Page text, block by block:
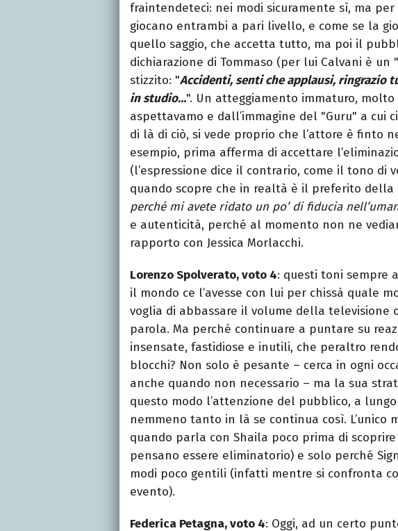
fraintendeteci: nei modi sicuramente sì, ma
giocano entrambi a pari livello, e come se la
quello saggio, che accetta tutto, ma poi il
dichiarazione di Tommaso (per lui Calvani è un "
stizzito: "Accidenti, senti che applausi, ringrazio
in studio…". Un atteggiamento immaturo, molto
aspettavamo e dall’immagine del "Guru" a cui
di là di ciò, si vede proprio che l’attore è finto
esempio, prima afferma di accettare
(l’espressione dice il contrario, come il tono di
quando scopre che in realtà è il preferito della
perché mi avete ridato un po’ di fiducia
e autenticità, perché al momento non ne
rapporto con Jessica Morlacchi.
Lorenzo Spolverato, voto 4: questi toni sempre
il mondo ce l’avesse con lui per chissà quale
voglia di abbassare il volume della televisione
parola. Ma perché continuare a puntare su
insensate, fastidiose e inutili, che peraltro
blocchi? Non solo è pesante – cerca in ogni
anche quando non necessario – ma la sua
questo modo l’attenzione del pubblico, a
nemmeno tanto in là se continua così. L’unico
quando parla con Shaila poco prima di
pensano essere eliminatorio) e solo perché
modi poco gentili (infatti mentre si confronta
evento).
Federica Petagna, voto 4: Oggi, ad un certo